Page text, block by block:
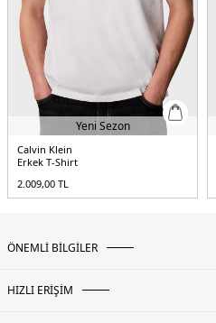
Yeni Sezon
Calvin Klein
Erkek T-Shirt
2.009,00 TL
ÖNEMLİ BİLGİLER
HIZLI ERİŞİM